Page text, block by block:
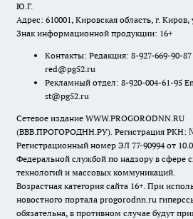
Ю.Г.
Адрес: 610001, Кировская область, г.
Знак информационной продукции: 16+
Контакты: Редакция: 8-927-669-90-
red@pg52.ru
Рекламный отдел: 8-920-004-61-95
st@pg52.ru
Сетевое издание WWW.PROGORODNN.RU
(ВВВ.ПРОГОРОДНН.РУ). Регистрация РКН:
Регистрационный номер ЭЛ 77-90994 от
Федеральной службой по надзору в сфере
технологий и массовых коммуникаций.
Возрастная категория сайта 16+. При
новостного портала progorodnn.ru
обязательна, в противном случае будут